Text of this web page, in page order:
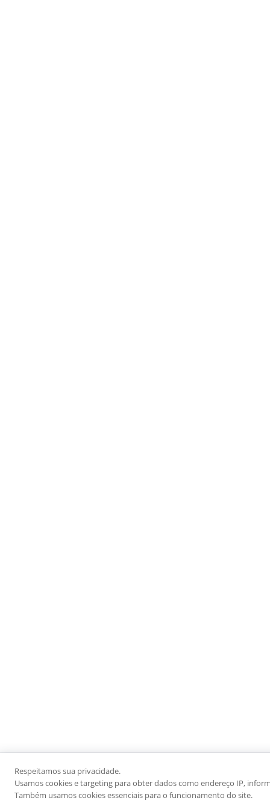
Respeitamos sua privacidade.
Usamos cookies e targeting para obter dados como endereço IP,
Também usamos cookies essenciais para o funcionamento do site.